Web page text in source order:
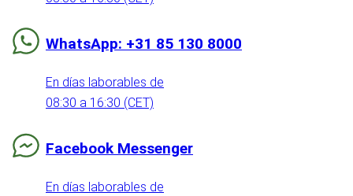
WhatsApp: +31 85 130 8000
En días laborables de
08:30 a 16:30 (CET)
Facebook Messenger
En días laborables de